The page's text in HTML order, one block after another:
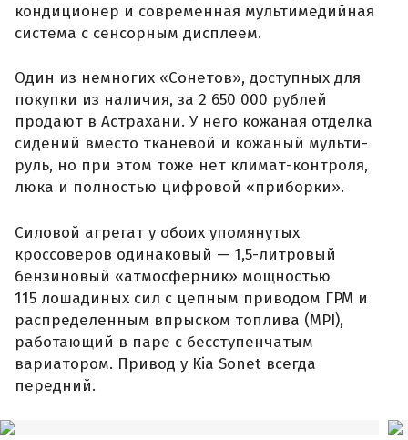
кондиционер и современная мультимедийная
система с сенсорным дисплеем.
Один из немногих «Сонетов», доступных для
покупки из наличия, за 2 650 000 рублей
продают в Астрахани. У него кожаная отделка
сидений вместо тканевой и кожаный мульти-
руль, но при этом тоже нет климат-контроля,
люка и полностью цифровой «приборки».
Силовой агрегат у обоих упомянутых
кроссоверов одинаковый — 1,5-литровый
бензиновый «атмосферник» мощностью
115 лошадиных сил с цепным приводом ГРМ и
распределенным впрыском топлива (MPI),
работающий в паре с бесступенчатым
вариатором. Привод у Kia Sonet всегда
передний.